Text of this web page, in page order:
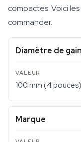
compactes. Voici
commander.
Diamètre de
100 mm (4 pouces)
Marque